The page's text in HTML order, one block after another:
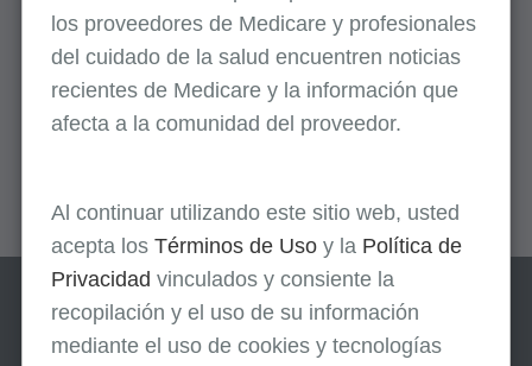
Procedimientos Quirúrgicos Menores
De Nuestros Socios Federales
los proveedores de Medicare y profesionales
del cuidado de la salud encuentren noticias
recientes de Medicare y la información que
afecta a la comunidad del proveedor.
Al continuar utilizando este sitio web, usted
acepta los Términos de Usoy la Política de
Privacidad vinculados y consiente la
recopilación y el uso de su información
mediante el uso de cookies y tecnologías